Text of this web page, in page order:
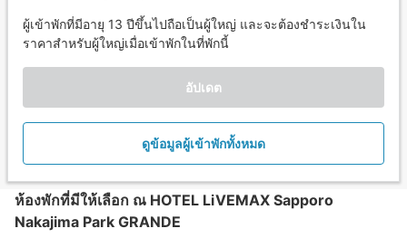
ผู้เข้าพักที่มีอายุ 13 ปีขึ้นไปถือเป็นผู้ใหญ่ และจะต้องชำระเงินใน
ราคาสำหรับผู้ใหญ่เมื่อเข้าพักในที่พักนี้
อัปเดต
ดูข้อมูลผู้เข้าพักทั้งหมด
ห้องพักที่มีให้เลือก ณ HOTEL LiVEMAX Sapporo
Nakajima Park GRANDE